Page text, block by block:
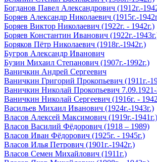
Богданов Павел Александрович (1912г.-
Боряев Александр Николаевич (1915г.-
Боряев Виктор Николаевич (1922г. - 1942г.)
Боряев Константин Иванович (1922г.-
Боряков Пётр Николаевич (1918г.-1942г.)
Бугров Александр Иванович
Бузин Михаил Степанович (1907г.-1992г.)
Ваничкин Андрей Сергеевич
Ваничкин Григорий Прокопьевич (1911г.-
Ваничкин Николай Прокопьевич 7.09.1921-
Ваничкин Николай Сергеевич (1916г. -
Васильев Михаил Иванович (1924г.-1943г.)
Власов Алексей Максимович (1919г.-1941г.)
Власов Василий Фёдорович (1918 – 1989)
Власов Иван Фёдорович (1925г. - 1945г.)
Власов Илья Петрович (1901г.-1942г.)
Власов Семен Михайлович (1911г.)